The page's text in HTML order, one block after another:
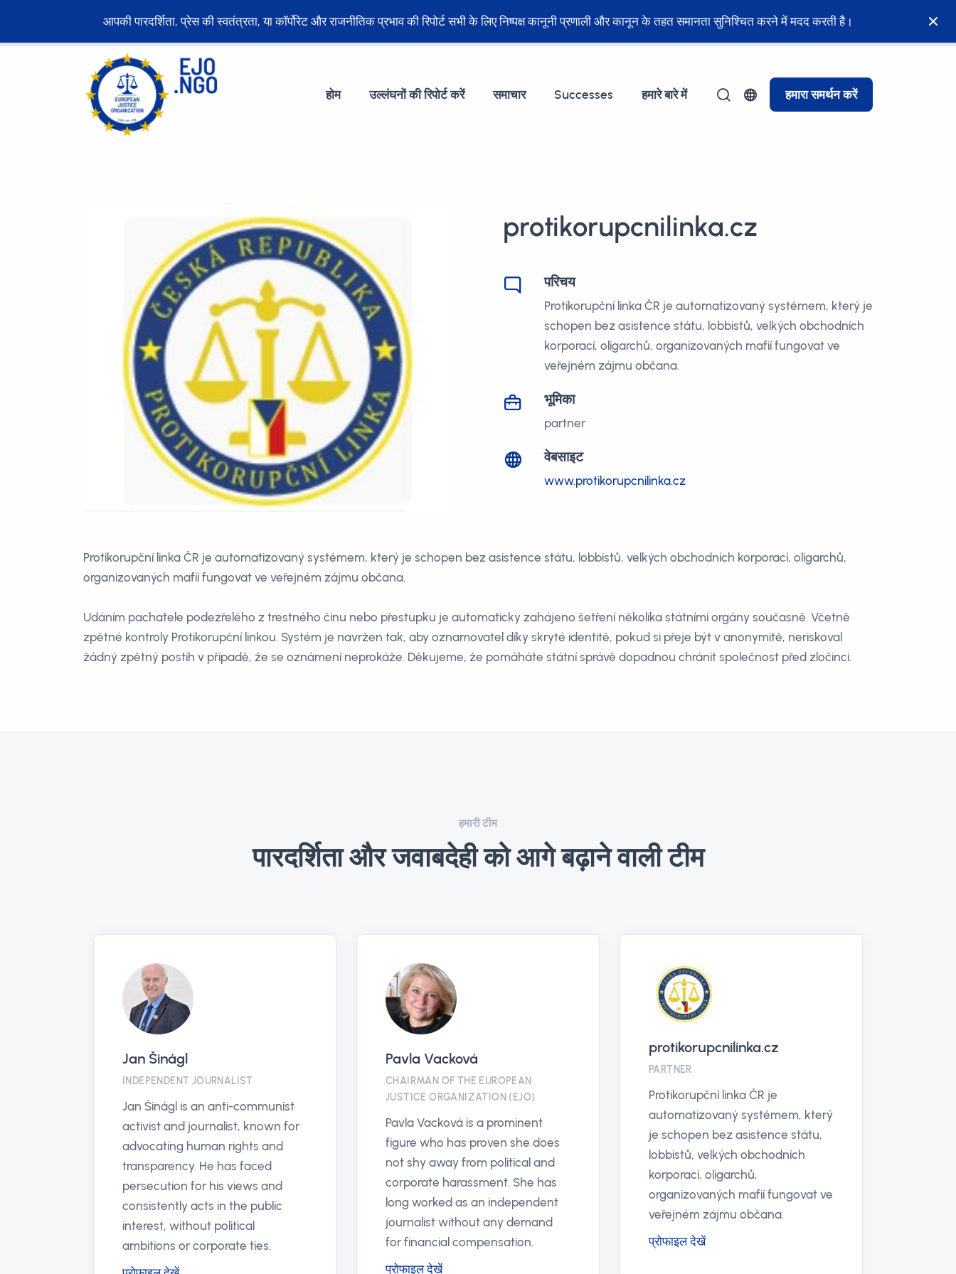
आपकी पारदर्शिता, प्रेस की स्वतंत्रता, या कॉर्पोरेट और राजनीतिक प्रभाव की रिपोर्ट सभी के लिए निष्पक्ष कानूनी प्रणाली और कानून के तहत समानता सुनिश्चित करने में मदद करती है।
होम उल्लंघनों की रिपोर्ट करें समाचार Successes हमारे बारे में हमारा समर्थन करें
protikorupcnilinka.cz
परिचय
Protikorupční linka ČR je automatizovaný systémem, který je
schopen bez asistence státu, lobbistů, velkých obchodních
korporací, oligarchů, organizovaných mafií fungovat ve
veřejném zájmu občana.
भूमिका
partner
वेबसाइट
www.protikorupcnilinka.cz
Protikorupční linka ČR je automatizovaný systémem, který je schopen bez asistence státu, lobbistů, velkých obchodních korporací, oligarchů,
organizovaných mafií fungovat ve veřejném zájmu občana.
Udáním pachatele podezřelého z trestného činu nebo přestupku je automaticky zahájeno šetření několika státními orgány současně. Včetně
zpětné kontroly Protikorupční linkou. Systém je navržen tak, aby oznamovatel díky skryté identitě, pokud si přeje být v anonymitě, neriskoval
žádný zpětný postih v případě, že se oznámení neprokáže. Děkujeme, že pomáháte státní správě dopadnou chránit společnost před zločinci.
हमारी टीम
पारदर्शिता और जवाबदेही को आगे बढ़ाने वाली टीम
Jan Šinágl
INDEPENDENT JOURNALIST
Jan Šinágl is an anti-communist
activist and journalist, known for
advocating human rights and
transparency. He has faced
persecution for his views and
consistently acts in the public
interest, without political
ambitions or corporate ties.
Pavla Vacková
CHAIRMAN OF THE EUROPEAN
JUSTICE ORGANIZATION (EJO)
Pavla Vacková is a prominent
figure who has proven she does
not shy away from political and
corporate harassment. She has
long worked as an independent
journalist without any demand
for financial compensation.
प्रोफाइल देखें
protikorupcnilinka.cz
PARTNER
Protikorupční linka ČR je
automatizovaný systémem, který
je schopen bez asistence státu,
lobbistů, velkých obchodních
korporací, oligarchů,
organizovaných mafií fungovat ve
veřejném zájmu občana.
प्रोफाइल देखें